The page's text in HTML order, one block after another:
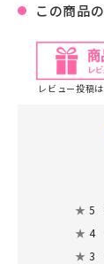
この商品
レビュー投稿
★ 5
★ 4
★ 3